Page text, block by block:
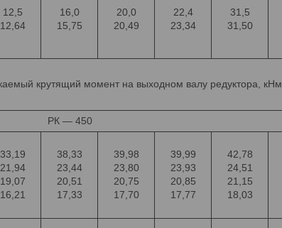
12,5
12,64
16,0
15,75
20,0
20,49
22,4
23,34
31,5
31,50
крутящий момент на выходном валу редуктора, кНм
РК — 450
33,19
21,94
19,07
16,21
38,33
23,44
20,51
17,33
39,98
23,80
20,75
17,70
39,99
23,93
20,85
17,77
42,78
24,51
21,15
18,03